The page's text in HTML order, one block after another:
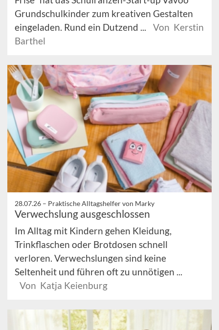
Grundschulkinder zum kreativen Gestalten
eingeladen. Rund ein Dutzend ...
Von Kerstin
Barthel
28.07.26 – Praktische Alltagshelfer von Marky
Verwechslung ausgeschlossen
Im Alltag mit Kindern gehen Kleidung,
Trinkflaschen oder Brotdosen schnell
verloren. Verwechslungen sind keine
Seltenheit und führen oft zu unnötigen ...
Von Katja Keienburg